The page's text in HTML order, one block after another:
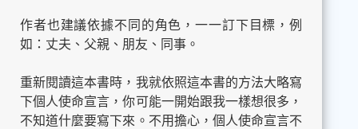
作者也建議依據不同的角色，一一訂下目標，例
如：丈夫、父親、朋友、同事。
重新閱讀這本書時，我就依照這本書的方法大略寫
下個人使命宣言，你可能一開始跟我一樣想很多，
不知道什麼要寫下來。不用擔心，個人使命宣言不